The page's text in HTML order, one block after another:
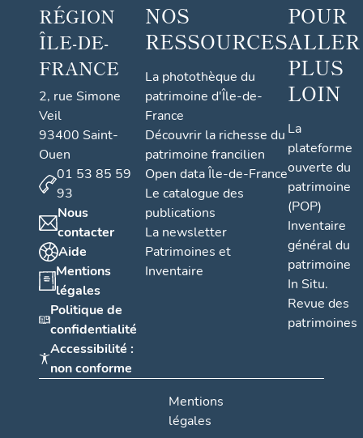
RÉGION
ÎLE-DE-
FRANCE
2, rue Simone
Veil
93400 Saint-
Ouen
01 53 85 59
93
Nous
contacter
Aide
Mentions
légales
Politique de
confidentialité
Accessibilité :
non conforme
NOS
RESSOURCES
La photothèque du
patrimoine d'Île-de-
France
Découvrir la richesse du
patrimoine francilien
Open data Île-de-France
Le catalogue des
publications
La newsletter
Patrimoines et
Inventaire
POUR
ALLER
PLUS
LOIN
La
plateforme
ouverte du
patrimoine
(POP)
Inventaire
général du
patrimoine
In Situ.
Revue des
patrimoines
Mentions
légales